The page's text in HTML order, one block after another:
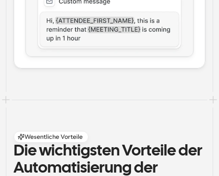
Wesentliche Vorteile
Die wichtigsten Vorteile der
Automatisierung der